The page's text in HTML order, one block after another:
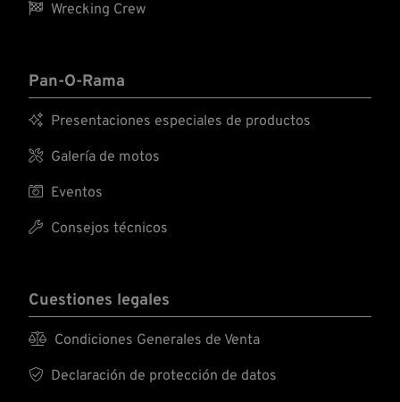
 Wrecking Crew
Pan-O-Rama
 Presentaciones especiales de productos
 Galería de motos
 Eventos
 Consejos técnicos
Cuestiones legales
 Condiciones Generales de Venta
 Declaración de protección de datos